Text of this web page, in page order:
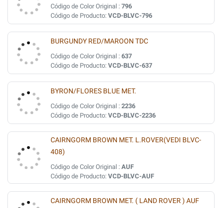
Código de Color Original : 796
Código de Producto: VCD-BLVC-796
BURGUNDY RED/MAROON TDC
Código de Color Original : 637
Código de Producto: VCD-BLVC-637
BYRON/FLORES BLUE MET.
Código de Color Original : 2236
Código de Producto: VCD-BLVC-2236
CAIRNGORM BROWN MET. L.ROVER(VEDI BLVC-
408)
Código de Color Original : AUF
Código de Producto: VCD-BLVC-AUF
CAIRNGORM BROWN MET. ( LAND ROVER ) AUF